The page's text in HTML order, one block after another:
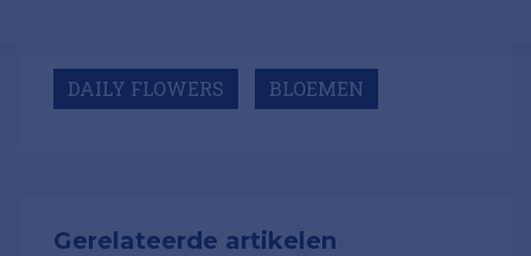
DAILY FLOWERS BLOEMEN
Gerelateerde artikelen